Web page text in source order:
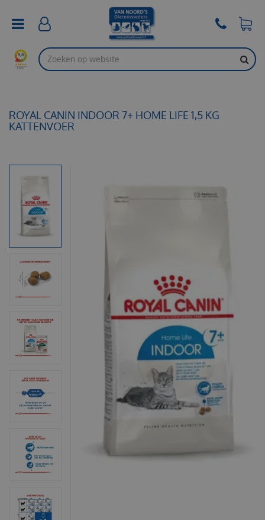
ROYAL CANIN INDOOR 7+ HOME LIFE 1,5 KG
KATTENVOER